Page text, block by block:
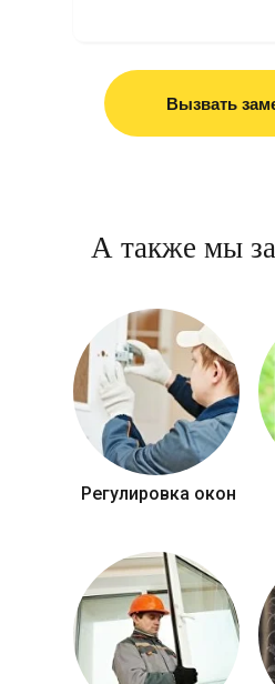
Вызвать
А также мы
Регулировка окон